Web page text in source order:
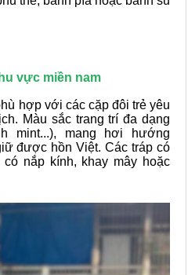
vực miền nam
hợp với các cặp đôi trẻ yêu
Màu sắc trang trí đa dạng
mint...), mang hơi hướng
được hồn Việt. Các tráp có
nắp kính, khay mây hoặc